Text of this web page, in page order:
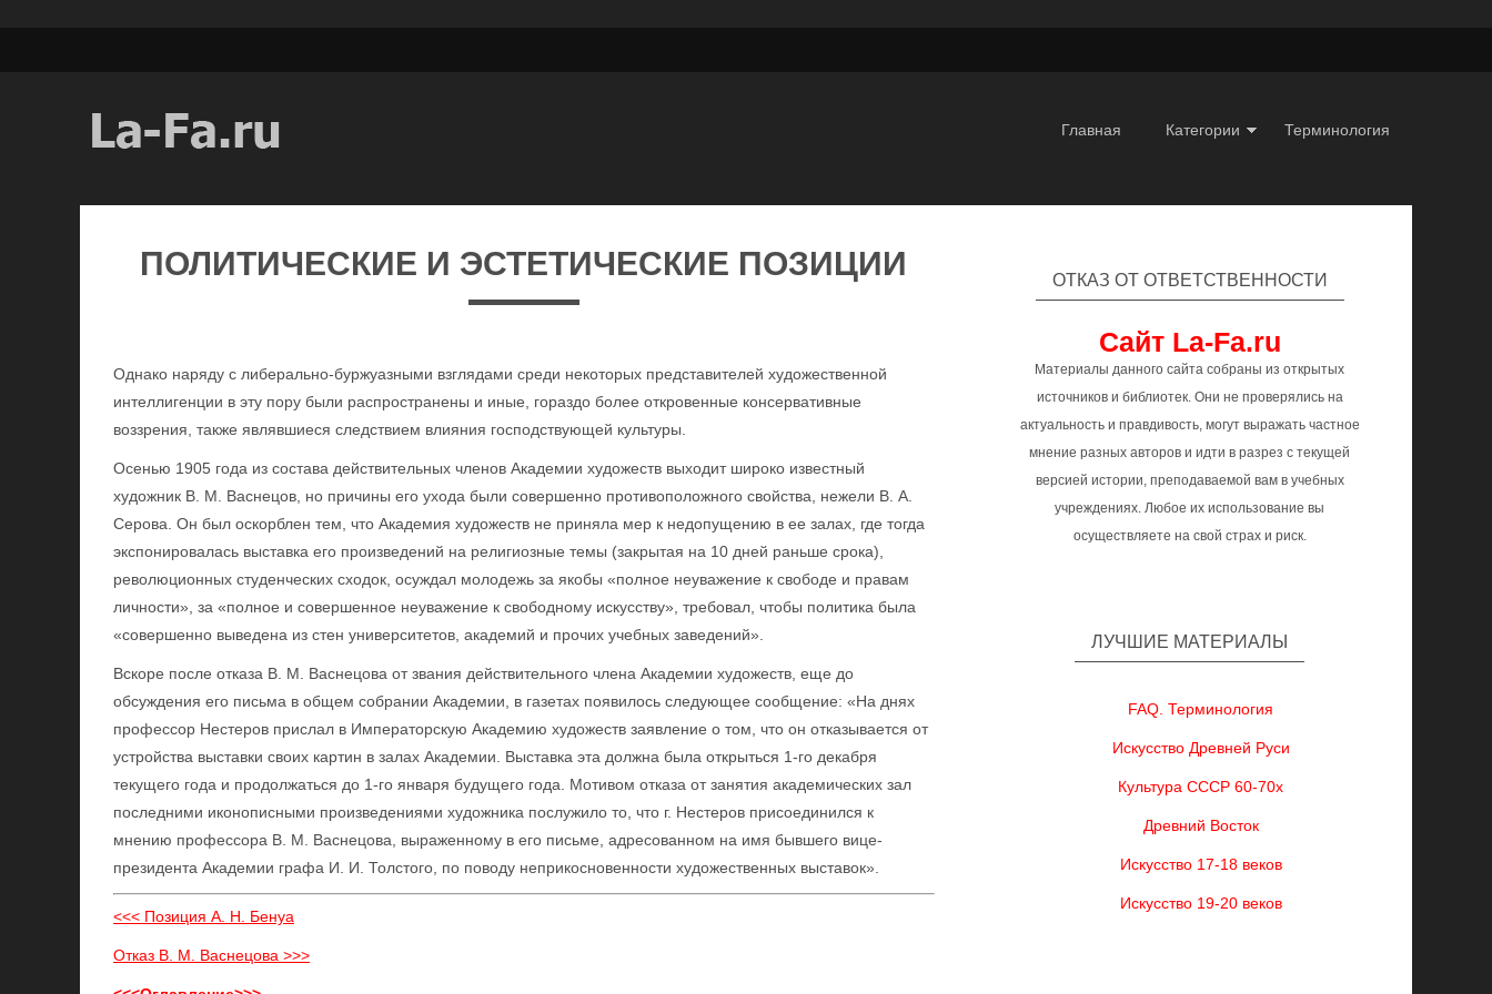
Главная Категории Терминология
ПОЛИТИЧЕСКИЕ И ЭСТЕТИЧЕСКИЕ ПОЗИЦИИ
Однако наряду с либерально-буржуазными взглядами среди некоторых представителей художественной
интеллигенции в эту пору были распространены и иные, гораздо более откровенные консервативные
воззрения, также являвшиеся следствием влияния господствующей культуры.
Осенью 1905 года из состава действительных членов Академии художеств выходит широко известный
художник В. М. Васнецов, но причины его ухода были совершенно противоположного свойства, нежели В. А.
Серова. Он был оскорблен тем, что Академия художеств не приняла мер к недопущению в ее залах, где тогда
экспонировалась выставка его произведений на религиозные темы (закрытая на 10 дней раньше срока),
революционных студенческих сходок, осуждал молодежь за якобы «полное неуважение к свободе и правам
личности», за «полное и совершенное неуважение к свободному искусству», требовал, чтобы политика была
«совершенно выведена из стен университетов, академий и прочих учебных заведений».
Вскоре после отказа В. М. Васнецова от звания действительного члена Академии художеств, еще до
обсуждения его письма в общем собрании Академии, в газетах появилось следующее сообщение: «На днях
профессор Нестеров прислал в Императорскую Академию художеств заявление о том, что он отказывается от
устройства выставки своих картин в залах Академии. Выставка эта должна была открыться 1-го декабря
текущего года и продолжаться до 1-го января будущего года. Мотивом отказа от занятия академических зал
последними иконописными произведениями художника послужило то, что г. Нестеров присоединился к
мнению профессора В. М. Васнецова, выраженному в его письме, адресованном на имя бывшего вице-
президента Академии графа И. И. Толстого, по поводу неприкосновенности художественных выставок».
<<< Позиция А. Н. Бенуа
Отказ В. М. Васнецова >>>
ОТКАЗ ОТ ОТВЕТСТВЕННОСТИ
Сайт La-Fa.ru
Материалы данного сайта собраны из открытых
источников и библиотек. Они не проверялись на
актуальность и правдивость, могут выражать частное
мнение разных авторов и идти в разрез с текущей
версией истории, преподаваемой вам в учебных
учреждениях. Любое их использование вы
осуществляете на свой страх и риск.
ЛУЧШИЕ МАТЕРИАЛЫ
FAQ. Терминология
Искусство Древней Руси
Культура СССР 60-70х
Древний Восток
Искусство 17-18 веков
Искусство 19-20 веков